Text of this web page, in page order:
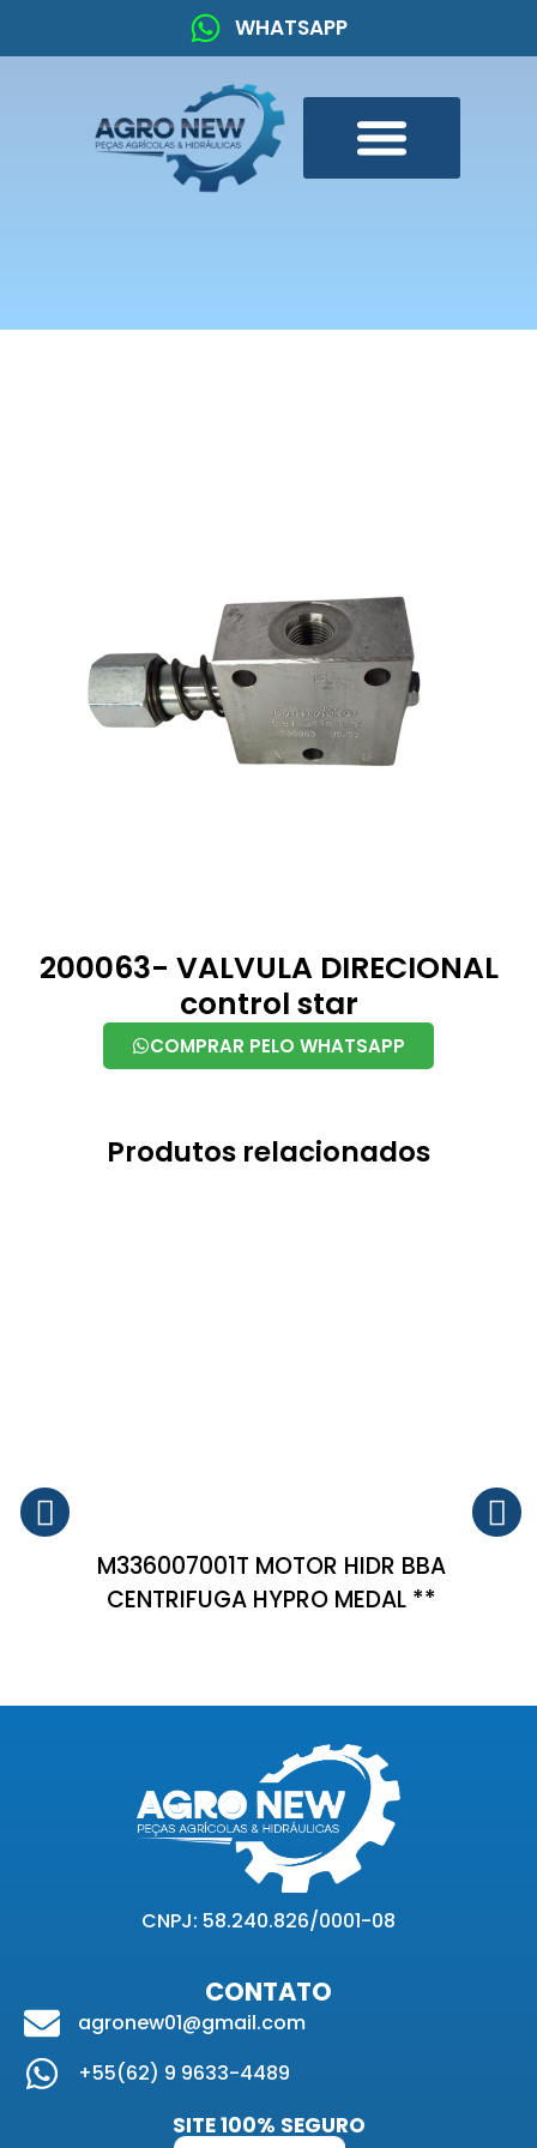
WHATSAPP
200063- VALVULA DIRECIONAL
control star
COMPRAR PELO WHATSAPP
Produtos relacionados
M336007001T MOTOR HIDR BBA
CENTRIFUGA HYPRO MEDAL **
CNPJ: 58.240.826/0001-08
CONTATO
agronew01@gmail.com
+55(62) 9 9633-4489
SITE 100% SEGURO